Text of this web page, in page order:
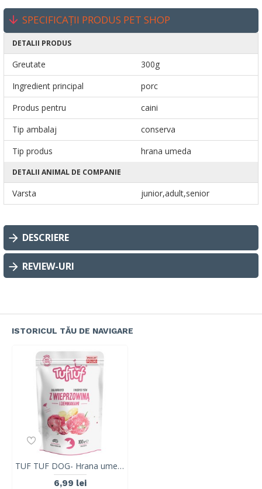
SPECIFICAȚII PRODUS PET SHOP
DETALII PRODUS
Greutate
300g
Ingredient principal
porc
Produs pentru
caini
Tip ambalaj
conserva
Tip produs
hrana umeda
DETALII ANIMAL DE COMPANIE
Varsta junior,adult,senior
DESCRIERE
REVIEW-URI
ISTORICUL TĂU DE NAVIGARE
TUF TUF DOG- Hrana umeda cu PORC si CARTOFI- plic 300g
6,99 lei